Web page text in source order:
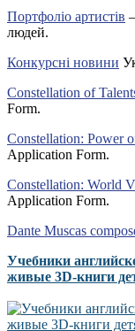
Портфоліо артистів
людей.
Конкурсні новини
Constellation of
Form.
Constellation: Power
Application Form.
Constellation: World
Application Form.
Dante Muscas
Учебники
живые 3D-книги